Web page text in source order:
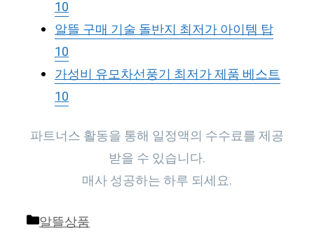
10
알뜰 구매 기술 돌반지 최저가 아이템 탑
10
가성비 유모차선풍기 최저가 제품 베스트
10
파트너스 활동을 통해 일정액의 수수료를 제공
받을 수 있습니다.
매사 성공하는 하루 되세요.
Categories
알뜰상품